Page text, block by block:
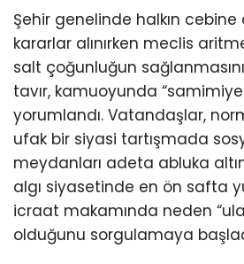
Şehir genelinde halkın
kararlar alınırken meclis
salt çoğunluğun
tavır, kamuoyunda
yorumlandı. Vatandaşlar,
ufak bir siyasi tartışmada
meydanları adeta abluka
algı siyasetinde en ön safta
icraat makamında neden
olduğunu sorgulamaya